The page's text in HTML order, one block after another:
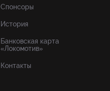
Спонсоры
История
Банковская карта
«Локомотив»
Контакты